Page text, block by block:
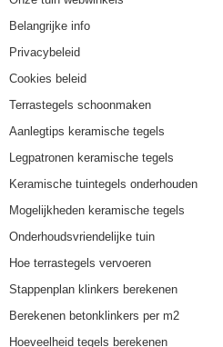
Belangrijke info
Privacybeleid
Cookies beleid
Terrastegels schoonmaken
Aanlegtips keramische tegels
Legpatronen keramische tegels
Keramische tuintegels onderhouden
Mogelijkheden keramische tegels
Onderhoudsvriendelijke tuin
Hoe terrastegels vervoeren
Stappenplan klinkers berekenen
Berekenen betonklinkers per m2
Hoeveelheid tegels berekenen